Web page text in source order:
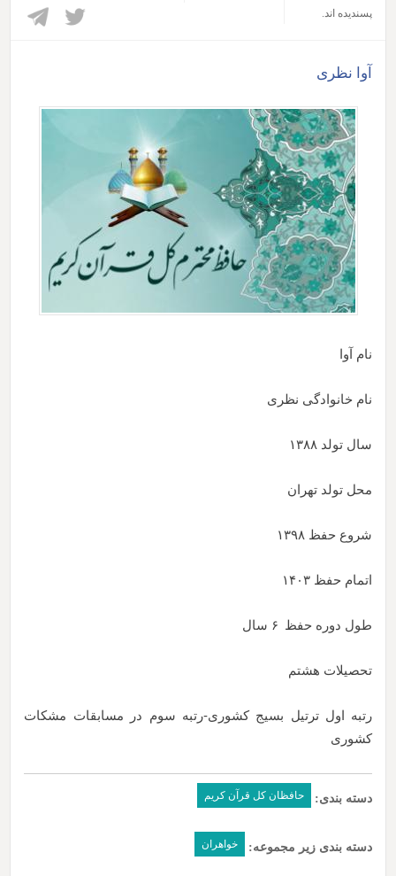
پسندیده اند.‎
آوا نظری
نام آوا
نام خانوادگی نظری
سال تولد ۱۳۸۸
محل تولد تهران
شروع حفظ ۱۳۹۸
اتمام حفظ۱۴۰۳
طول دوره حفظ ۶ سال
تحصیلات هشتم
رتبه اول ترتیل بسیج کشوری-رتبه سوم در مسابقات مشکات
کشوری
دسته بندی: حافظان کل قرآن کریم
دسته بندی زیر مجموعه: خواهران